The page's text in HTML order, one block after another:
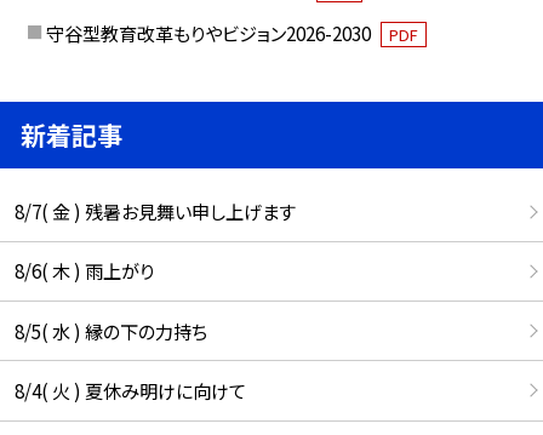
守谷型教育改革もりやビジョン2026-2030 PDF
新着記事
8/7( 金 ) 残暑お見舞い申し上げます
8/6( 木 ) 雨上がり
8/5( 水 ) 縁の下の力持ち
8/4( 火 ) 夏休み明けに向けて